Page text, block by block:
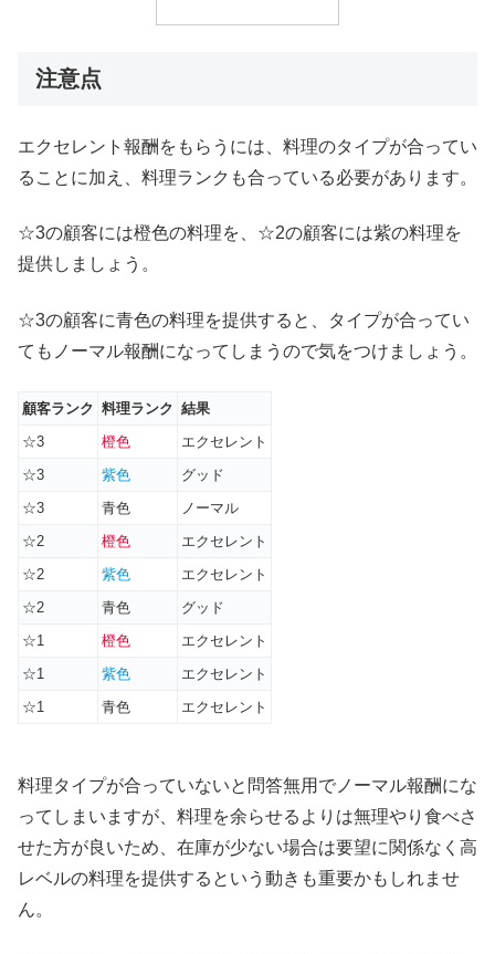
注意点
エクセレント報酬をもらうには、料理のタイプが合ってい
ることに加え、料理ランクも合っている必要があります。
☆3の顧客には橙色の料理を、☆2の顧客には紫の料理を
提供しましょう。
☆3の顧客に青色の料理を提供すると、タイプが合ってい
てもノーマル報酬になってしまうので気をつけましょう。
顧客ランク 料理ランク 結果
☆3
橙色
エクセレント
☆3
紫色
グッド
☆3
青色
ノーマル
☆2
橙色
エクセレント
☆2
紫色
エクセレント
☆2
青色
グッド
☆1
橙色
エクセレント
☆1
紫色
エクセレント
☆1
青色 エクセレント
料理タイプが合っていないと問答無用でノーマル報酬にな
ってしまいますが、料理を余らせるよりは無理やり食べさ
せた方が良いため、在庫が少ない場合は要望に関係なく高
レベルの料理を提供するという動きも重要かもしれませ
ん。